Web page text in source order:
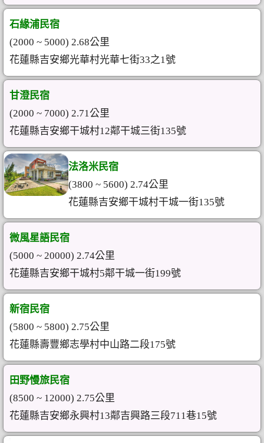
石緣浦民宿
(2000 ~ 5000) 2.68公里
花蓮縣吉安鄉光華村光華七街33之1號
甘澄民宿
(2000 ~ 7000) 2.71公里
花蓮縣吉安鄉干城村12鄰干城三街135號
法洛米民宿
(3800 ~ 5600) 2.74公里
花蓮縣吉安鄉干城村干城一街135號
微風星語民宿
(5000 ~ 20000) 2.74公里
花蓮縣吉安鄉干城村5鄰干城一街199號
新宿民宿
(5800 ~ 5800) 2.75公里
花蓮縣壽豐鄉志學村中山路二段175號
田野慢旅民宿
(8500 ~ 12000) 2.75公里
花蓮縣吉安鄉永興村13鄰吉興路三段711巷15號